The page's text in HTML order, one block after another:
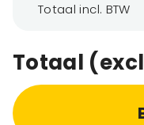
Totaal incl. BTW
Totaal